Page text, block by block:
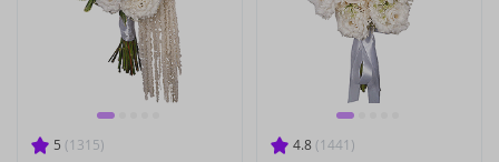
5 (1315) 4.8 (1441)